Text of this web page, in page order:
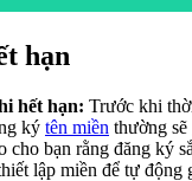
hạn
hết hạn: Trước khi
ký tên miền thường
cho bạn rằng đăng ký
lập miền để tự động